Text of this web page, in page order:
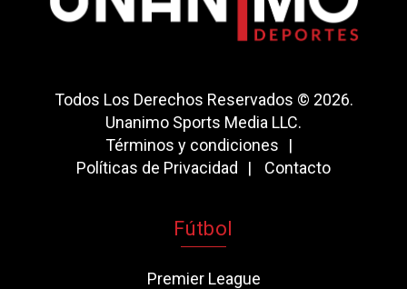
Todos Los Derechos Reservados © 2026.
Unanimo Sports Media LLC.
Términos y condiciones
Políticas de Privacidad
Contacto
Fútbol
Premier League